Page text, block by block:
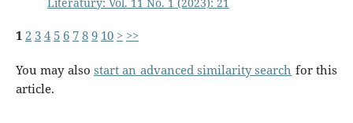
12 34 5 6 789 10 > >>
You may also start an advanced similarity search for this
article.